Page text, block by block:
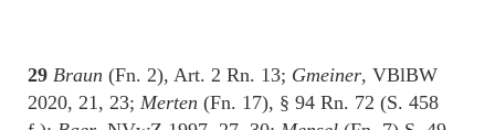
29 Braun (Fn. 2), Art. 2 Rn. 13; Gmeiner, VBlBW
2020, 21, 23; Merten (Fn. 17), § 94 Rn. 72 (S. 458